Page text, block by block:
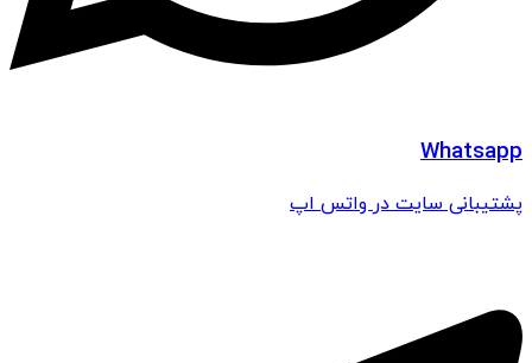
Whatsapp
پشتیبانی سایت در واتس اپ